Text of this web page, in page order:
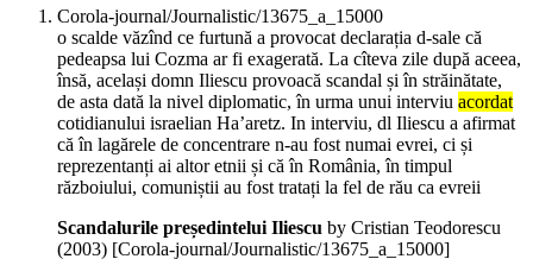
Corola-journal/Journalistic/13675_a_15000
o scalde văzînd ce furtună a provocat declarația d-sale că
pedeapsa lui Cozma ar fi exagerată. La cîteva zile după aceea,
însă, același domn Iliescu provoacă scandal și în străinătate,
de asta dată la nivel diplomatic, în urma unui interviu acordat
cotidianului israelian Ha’aretz. In interviu, dl Iliescu a afirmat
că în lagărele de concentrare n-au fost numai evrei, ci și
reprezentanți ai altor etnii și că în România, în timpul
războiului, comuniștii au fost tratați la fel de rău ca evreii
Scandalurile președintelui Iliescu by Cristian Teodorescu
(2003) [Corola-journal/Journalistic/13675_a_15000]